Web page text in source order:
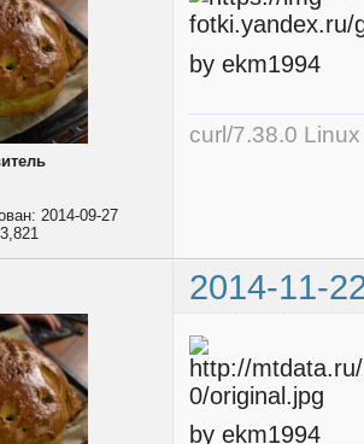
2014-09-27
3,821
by ekm1994
curl/7.38.0
2014-11-
by ekm1994